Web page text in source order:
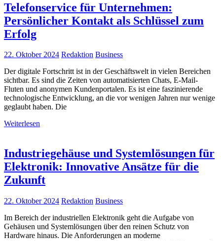
Telefonservice für Unternehmen:
Persönlicher Kontakt als Schlüssel zum
Erfolg
22. Oktober 2024 Redaktion Business
Der digitale Fortschritt ist in der Geschäftswelt in vielen Bereichen
sichtbar. Es sind die Zeiten von automatisierten Chats, E-Mail-
Fluten und anonymen Kundenportalen. Es ist eine faszinierende
technologische Entwicklung, an die vor wenigen Jahren nur wenige
geglaubt haben. Die
Weiterlesen
Industriegehäuse und Systemlösungen für
Elektronik: Innovative Ansätze für die
Zukunft
22. Oktober 2024 Redaktion Business
Im Bereich der industriellen Elektronik geht die Aufgabe von
Gehäusen und Systemlösungen über den reinen Schutz von
Hardware hinaus. Die Anforderungen an moderne